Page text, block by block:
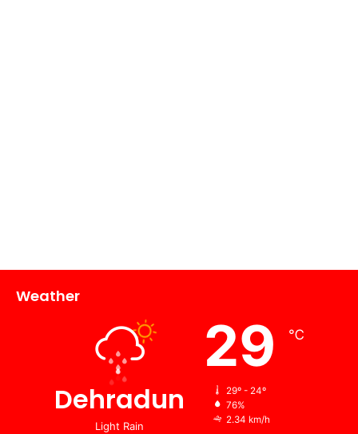
Weather
Dehradun
Light Rain
29 ℃
29º - 24º
76%
2.34 km/h